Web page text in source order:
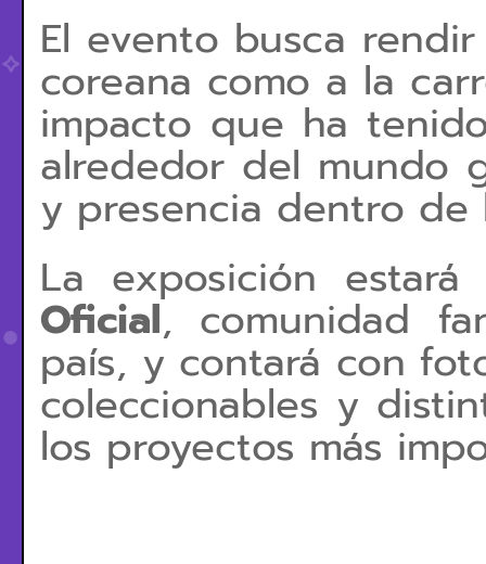
El evento busca
coreana como a la
impacto que ha
alrededor del mundo
y presencia dentro de
La exposición
Oficial, comunidad
país, y contará con
coleccionables y
los proyectos más